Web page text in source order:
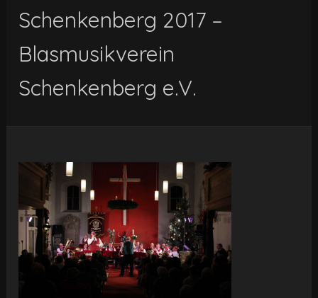
Schenkenberg 2017 –
Blasmusikverein
Schenkenberg e.V.